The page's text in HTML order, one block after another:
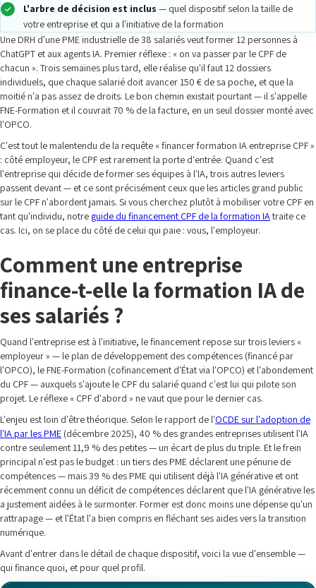
L'arbre de décision est inclus — quel dispositif selon la taille de
votre entreprise et qui a l'initiative de la formation
Une DRH d'une PME industrielle de 38 salariés veut former 12 personnes à
ChatGPT et aux agents IA. Premier réflexe : « on va passer par le CPF de
chacun ». Trois semaines plus tard, elle réalise qu'il faut 12 dossiers
individuels, que chaque salarié doit avancer 150 € de sa poche, et que la
moitié n'a pas assez de droits. Le bon chemin existait pourtant — il s'appelle
FNE-Formation et il couvrait 70 % de la facture, en un seul dossier monté avec
l'OPCO.
C'est tout le malentendu de la requête « financer formation IA entreprise CPF »
: côté employeur, le CPF est rarement la porte d'entrée. Quand c'est
l'entreprise qui décide de former ses équipes à l'IA, trois autres leviers
passent devant — et ce sont précisément ceux que les articles grand public
sur le CPF n'abordent jamais. Si vous cherchez plutôt à mobiliser votre CPF en
tant qu'individu, notre guide du financement CPF de la formation IAtraite ce
cas. Ici, on se place du côté de celui qui paie : vous, l'employeur.
Comment une entreprise
finance-t-elle la formation IA de
ses salariés ?
Quand l'entreprise est à l'initiative, le financement repose sur trois leviers «
employeur » — le plan de développement des compétences (financé par
l'OPCO), le FNE-Formation (cofinancement d'État via l'OPCO) et l'abondement
du CPF — auxquels s'ajoute le CPF du salarié quand c'est lui qui pilote son
projet. Le réflexe « CPF d'abord » ne vaut que pour le dernier cas.
L'enjeu est loin d'être théorique. Selon le rapport de l'OCDE sur l'adoption de
l'IA par les PME (décembre 2025), 40 % des grandes entreprises utilisent l'IA
contre seulement 11,9 % des petites — un écart de plus du triple. Et le frein
principal n'est pas le budget : un tiers des PME déclarent une pénurie de
compétences — mais 39 % des PME qui utilisent déjà l'IA générative et ont
récemment connu un déficit de compétences déclarent que l'IA générative les
a justement aidées à le surmonter. Former est donc moins une dépense qu'un
rattrapage — et l'État l'a bien compris en fléchant ses aides vers la transition
numérique.
Avant d'entrer dans le détail de chaque dispositif, voici la vue d'ensemble —
qui finance quoi, et pour quel profil.